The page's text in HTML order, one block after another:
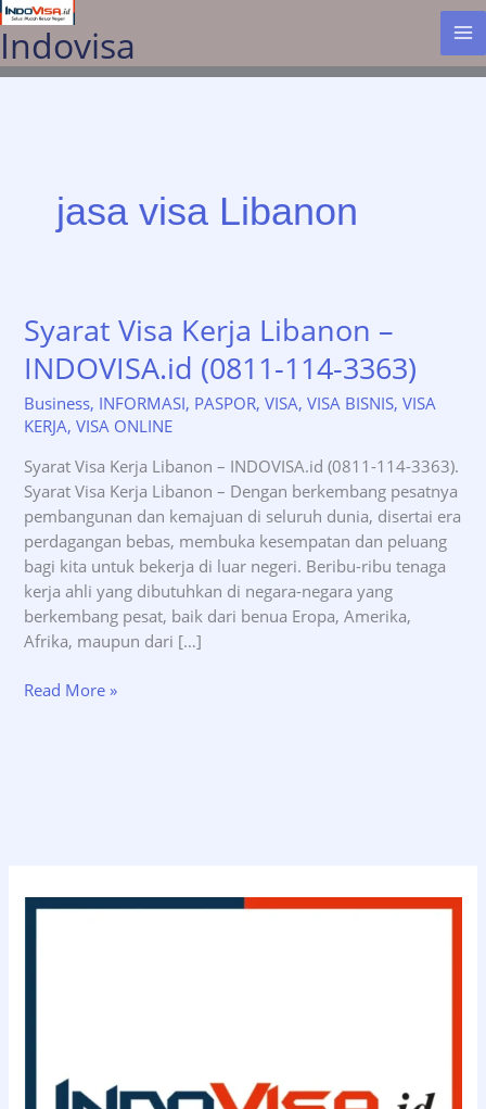
Lewati
ke
konten
Indovisa
jasa visa Libanon
Syarat Visa Kerja Libanon –
INDOVISA.id (0811-114-3363)
Business, INFORMASI, PASPOR,VISA,VISA BISNIS,VISA
KERJA,VISA ONLINE
Syarat Visa Kerja Libanon – INDOVISA.id (0811-114-3363).
Syarat Visa Kerja Libanon – Dengan berkembang pesatnya
pembangunan dan kemajuan di seluruh dunia, disertai era
perdagangan bebas, membuka kesempatan dan peluang
bagi kita untuk bekerja di luar negeri. Beribu-ribu tenaga
kerja ahli yang dibutuhkan di negara-negara yang
berkembang pesat, baik dari benua Eropa, Amerika,
Afrika, maupun dari […]
Syarat
Read More »